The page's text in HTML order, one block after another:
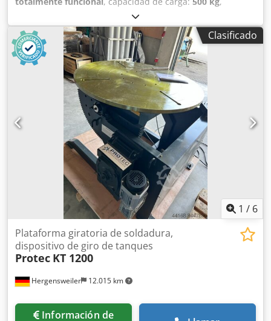
Dispositivo de giro elevador de columna 500 kg de
capacidad de carga Posicionador Sideros Syncrolift Doble
columna Mando a distancia por radio (inalámbrico) Año de
construcción 2024 Capacidad de carga 500 kg Altura
mínima de trabajo: 1000 mm Altura máxima de trabajo
1500 mm Velocidad 1 rpm Dedouk Niaepfx Aklowa Ajuste
vertical 500 mm Diámetro de la placa de sujeción 500 mm
Rotación 0,4 kW Motor de elevación 2 x 0,6 kW Hay
disponibles varios dispositivos de giro de elevación de
columnas 500 kg, 1000 kg, 2000 kg, 3000 kg, 5000 kg, 10000
kg, 20000 kg Solicitar presupuesto
Clasificado
1 / 6
Hergensweiler 12.015 km
Plataforma giratoria de soldadura,
dispositivo de giro de tanques
Protec KT 1200
Información de